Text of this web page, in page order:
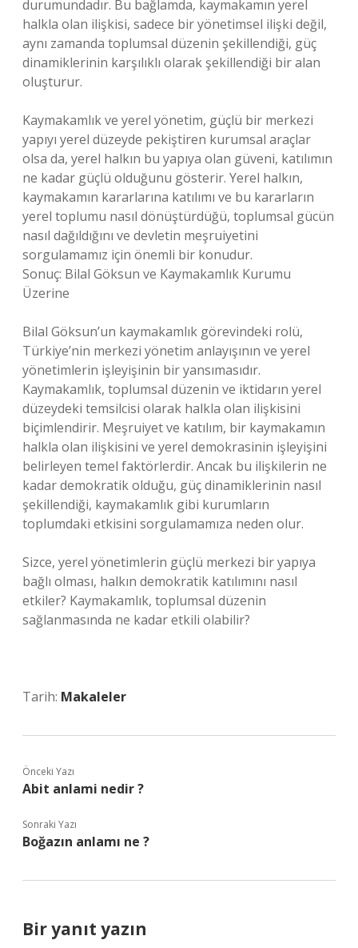
durumundadır. Bu bağlamda, kaymakamın yerel
halkla olan ilişkisi, sadece bir yönetimsel ilişki değil,
aynı zamanda toplumsal düzenin şekillendiği, güç
dinamiklerinin karşılıklı olarak şekillendiği bir alan
oluşturur.
Kaymakamlık ve yerel yönetim, güçlü bir merkezi
yapıyı yerel düzeyde pekiştiren kurumsal araçlar
olsa da, yerel halkın bu yapıya olan güveni, katılımın
ne kadar güçlü olduğunu gösterir. Yerel halkın,
kaymakamın kararlarına katılımı ve bu kararların
yerel toplumu nasıl dönüştürdüğü, toplumsal gücün
nasıl dağıldığını ve devletin meşruiyetini
sorgulamamız için önemli bir konudur.
Sonuç: Bilal Göksun ve Kaymakamlık Kurumu
Üzerine
Bilal Göksun’un kaymakamlık görevindeki rolü,
Türkiye’nin merkezi yönetim anlayışının ve yerel
yönetimlerin işleyişinin bir yansımasıdır.
Kaymakamlık, toplumsal düzenin ve iktidarın yerel
düzeydeki temsilcisi olarak halkla olan ilişkisini
biçimlendirir. Meşruiyet ve katılım, bir kaymakamın
halkla olan ilişkisini ve yerel demokrasinin işleyişini
belirleyen temel faktörlerdir. Ancak bu ilişkilerin ne
kadar demokratik olduğu, güç dinamiklerinin nasıl
şekillendiği, kaymakamlık gibi kurumların
toplumdaki etkisini sorgulamamıza neden olur.
Sizce, yerel yönetimlerin güçlü merkezi bir yapıya
bağlı olması, halkın demokratik katılımını nasıl
etkiler? Kaymakamlık, toplumsal düzenin
sağlanmasında ne kadar etkili olabilir?
Tarih: Makaleler
Önceki Yazı
Abit anlami nedir ?
Sonraki Yazı
Boğazın anlamı ne ?
Bir yanıt yazın